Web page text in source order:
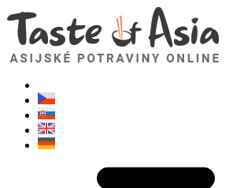
TasteOfAsia.cz
Neváhejte se zeptat. Jsem tady pro vás!